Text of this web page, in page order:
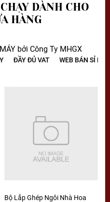
DÀNH CHO
HÀNG
bởi Công Ty MHGX
ĐẦY ĐỦ VAT WEB BÁN SỈ
Bộ Lắp Ghép Ngôi Nhà Hoa